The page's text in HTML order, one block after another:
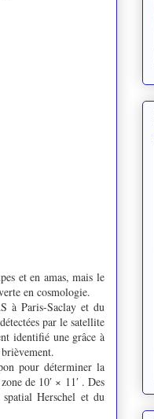
et en amas, mais le
en cosmologie.
à Paris-Saclay et du
par le satellite
identifié une grâce à
pour déterminer la
de 10′ × 11′ . Des
Herschel et du